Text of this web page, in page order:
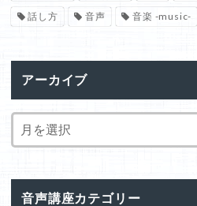
話し方 音声 音楽 -music-
アーカイブ
音声講座カテゴリー